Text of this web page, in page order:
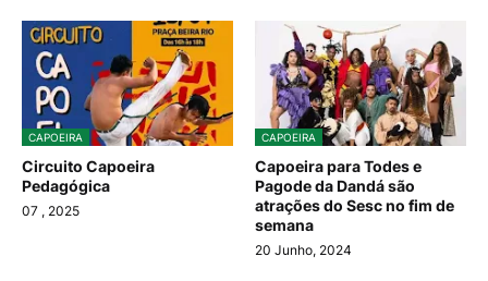
CAPOEIRA
Circuito Capoeira
Pedagógica
07 , 2025
CAPOEIRA
Capoeira para Todes e
Pagode da Dandá são
atrações do Sesc no fim de
semana
20 Junho, 2024